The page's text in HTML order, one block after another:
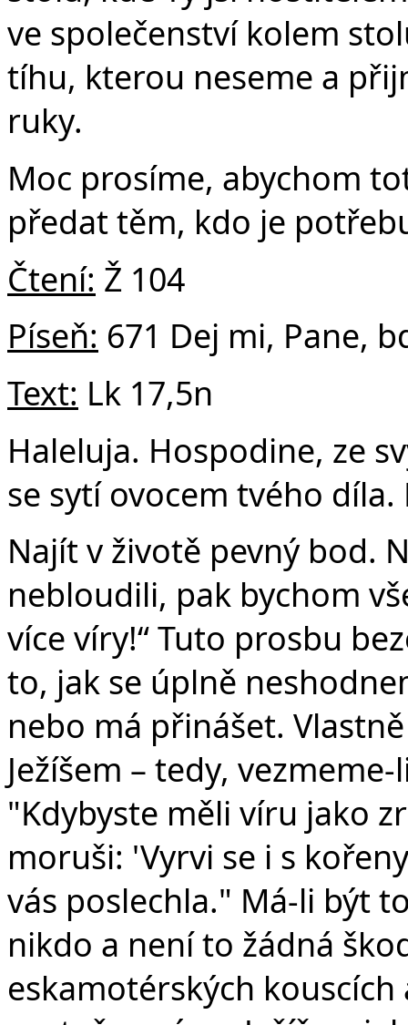
ve společenství kolem
tíhu, kterou neseme a
ruky.
Moc prosíme, abychom
předat těm, kdo je
Čtení: Ž 104
Píseň: 671 Dej mi, Pane,
Text: Lk 17,5n
Haleluja. Hospodine, ze
se sytí ovocem tvého díla.
Najít v životě pevný bod.
nebloudili, pak bychom
více víry!“ Tuto prosbu
to, jak se úplně
nebo má přinášet.
Ježíšem – tedy,
"Kdybyste měli víru jako
moruši: 'Vyrvi se i s
vás poslechla." Má-li být
nikdo a není to žádná
eskamotérských